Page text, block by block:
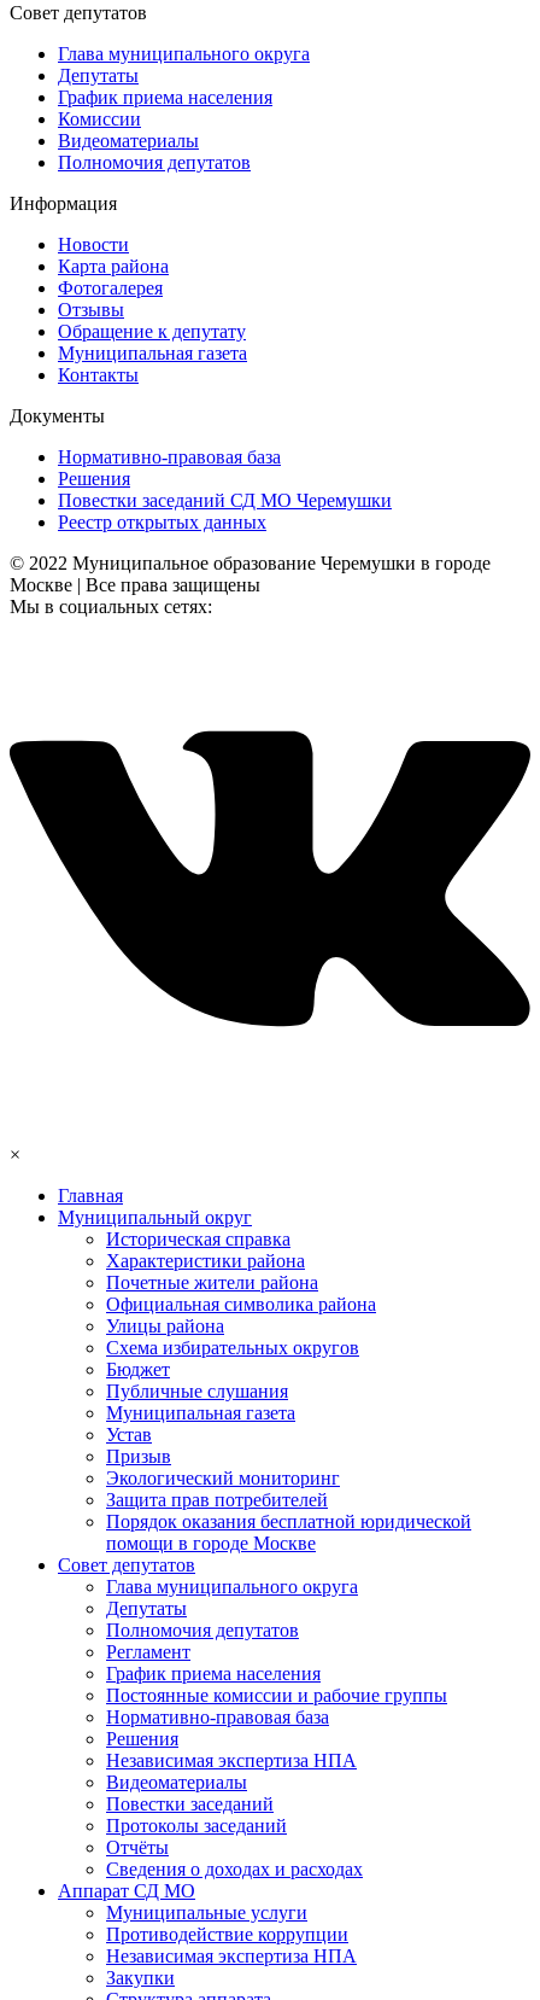
Совет депутатов
Глава муниципального округа
Депутаты
График приема населения
Комиссии
Видеоматериалы
Полномочия депутатов
Информация
Новости
Карта района
Фотогалерея
Отзывы
Обращение к депутату
Муниципальная газета
Контакты
Документы
Нормативно-правовая база
Решения
Повестки заседаний СД МО Черемушки
Реестр открытых данных
© 2022 Муниципальное образование Черемушки в городе
Москве | Все права защищены
Мы в социальных сетях:
×
Главная
Муниципальный округ
Историческая справка
Характеристики района
Почетные жители района
Официальная символика района
Улицы района
Схема избирательных округов
Бюджет
Публичные слушания
Муниципальная газета
Устав
Призыв
Экологический мониторинг
Защита прав потребителей
Порядок оказания бесплатной юридической
помощи в городе Москве
Совет депутатов
Глава муниципального округа
Депутаты
Полномочия депутатов
Регламент
График приема населения
Постоянные комиссии и рабочие группы
Нормативно-правовая база
Решения
Независимая экспертиза НПА
Видеоматериалы
Повестки заседаний
Протоколы заседаний
Отчёты
Сведения о доходах и расходах
Аппарат СД МО
Муниципальные услуги
Противодействие коррупции
Независимая экспертиза НПА
Закупки